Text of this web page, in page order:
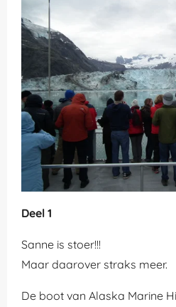
Deel 1
Sanne is stoer!!!
Maar daarover straks meer.
De boot van Alaska Marine